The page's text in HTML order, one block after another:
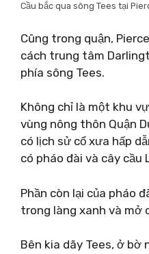
Cầu bắc qua sông Tees tại
Cũng trong quận,
cách trung tâm
phía sông Tees.
Không chỉ là một khu
vùng nông thôn Quận
có lịch sử cổ xưa hấp
có pháo đài và cây cầu
Phần còn lại của pháo
trong làng xanh và mở
Bên kia dãy Tees, ở bờ